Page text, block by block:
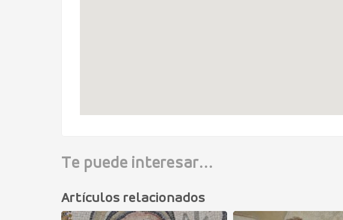
Te puede interesar...
Artículos relacionados